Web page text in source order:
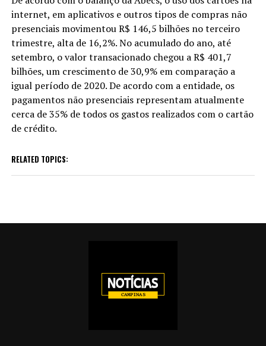
internet, em aplicativos e outros tipos de compras não
presenciais movimentou R$ 146,5 bilhões no terceiro
trimestre, alta de 16,2%. No acumulado do ano, até
setembro, o valor transacionado chegou a R$ 401,7
bilhões, um crescimento de 30,9% em comparação a
igual período de 2020. De acordo com a entidade, os
pagamentos não presenciais representam atualmente
cerca de 35% de todos os gastos realizados com o cartão
de crédito.
RELATED TOPICS: